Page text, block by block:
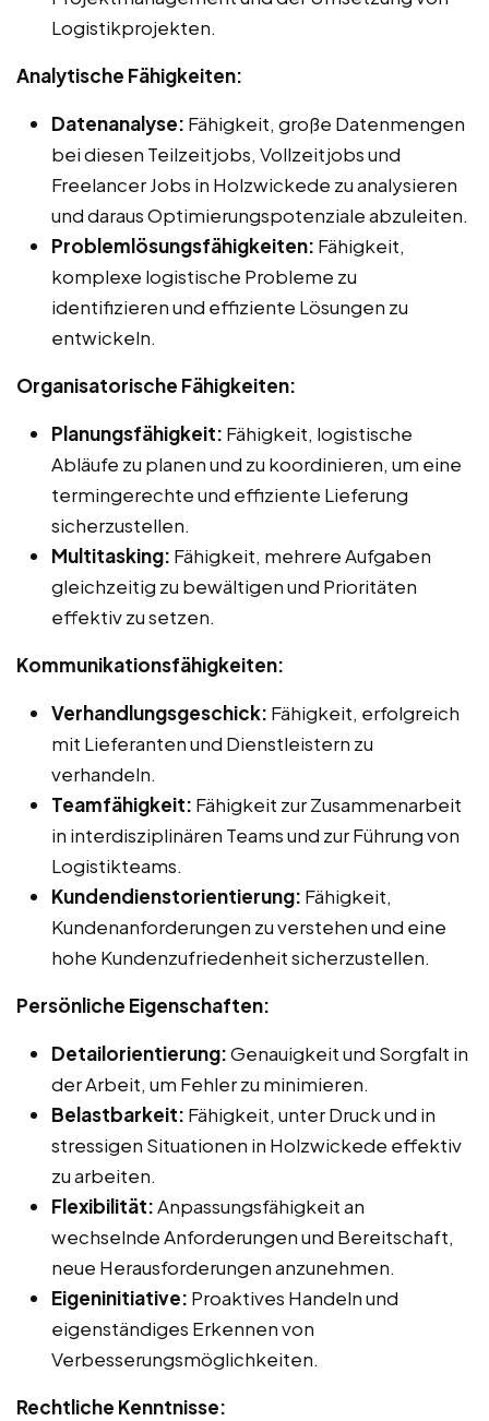
Logistikprojekten.
Analytische Fähigkeiten:
Datenanalyse: Fähigkeit, große Datenmengen
bei diesen Teilzeitjobs, Vollzeitjobs und
Freelancer Jobs in Holzwickede zu analysieren
und daraus Optimierungspotenziale abzuleiten.
Problemlösungsfähigkeiten: Fähigkeit,
komplexe logistische Probleme zu
identifizieren und effiziente Lösungen zu
entwickeln.
Organisatorische Fähigkeiten:
Planungsfähigkeit: Fähigkeit, logistische
Abläufe zu planen und zu koordinieren, um eine
termingerechte und effiziente Lieferung
sicherzustellen.
Multitasking: Fähigkeit, mehrere Aufgaben
gleichzeitig zu bewältigen und Prioritäten
effektiv zu setzen.
Kommunikationsfähigkeiten:
Verhandlungsgeschick: Fähigkeit, erfolgreich
mit Lieferanten und Dienstleistern zu
verhandeln.
Teamfähigkeit: Fähigkeit zur Zusammenarbeit
in interdisziplinären Teams und zur Führung von
Logistikteams.
Kundendienstorientierung: Fähigkeit,
Kundenanforderungen zu verstehen und eine
hohe Kundenzufriedenheit sicherzustellen.
Persönliche Eigenschaften:
Detailorientierung:Genauigkeit und Sorgfalt in
der Arbeit, um Fehler zu minimieren.
Belastbarkeit: Fähigkeit, unter Druck und in
stressigen Situationen in Holzwickede effektiv
zu arbeiten.
Flexibilität:Anpassungsfähigkeit an
wechselnde Anforderungen und Bereitschaft,
neue Herausforderungen anzunehmen.
Eigeninitiative: Proaktives Handeln und
eigenständiges Erkennen von
Verbesserungsmöglichkeiten.
Rechtliche Kenntnisse: